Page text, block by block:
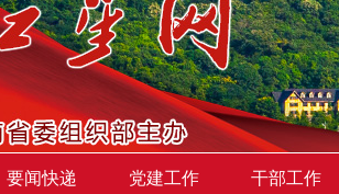
要闻快递 党建工作 干部工作